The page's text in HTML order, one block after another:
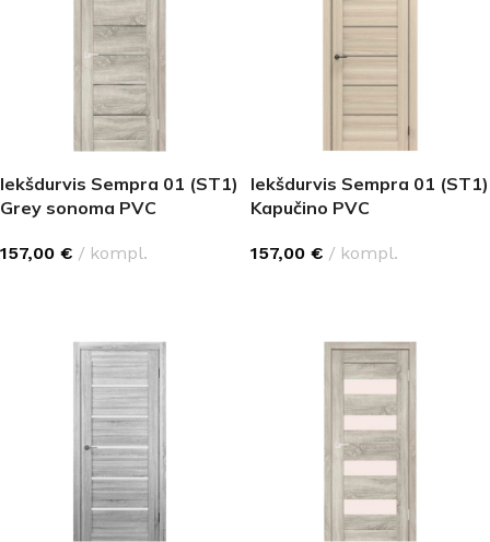
Iekšdurvis Sempra 01 (ST1)
Grey sonoma PVC
157,00 € kompl.
Iekšdurvis Sempra 01 (ST1)
Kapučino PVC
157,00 € kompl.